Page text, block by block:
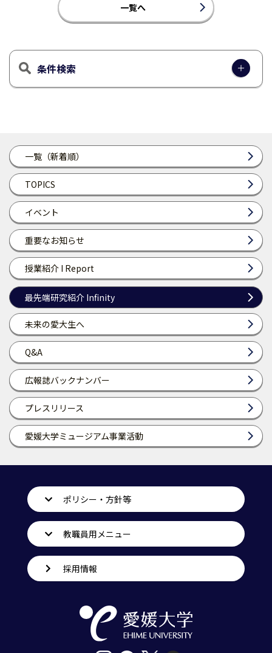
一覧（新着順）
TOPICS
イベント
重要なお知らせ
授業紹介 I Report
最先端研究紹介 Infinity
未来の愛大生へ
Q&A
広報誌バックナンバー
プレスリリース
愛媛大学ミュージアム事業活動
一覧へ
条件検索
ポリシー・方針等
教職員用メニュー
採用情報